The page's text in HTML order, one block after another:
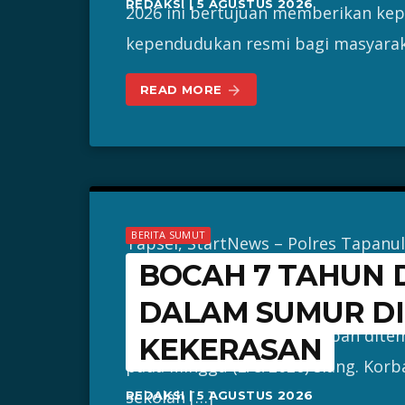
REDAKSI | 5 AGUSTUS 2026
2026 ini bertujuan memberikan
kependudukan resmi bagi
READ MORE arrow_forward
BERITA SUMUT
BOCAH 7 TAHUN
DALAM SUMUR
KEKERASAN
REDAKSI | 5 AGUSTUS 2026
Tapsel, StartNews – Polres
tindak kekerasan yang
tahun di Kecamatan Angkola
(Tapsel), setelah jasad korban
pada Minggu (2/8/2026) siang.
sekolah […]